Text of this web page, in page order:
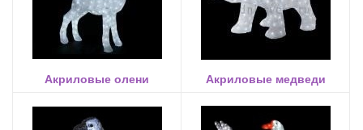
Акриловые олени Акриловые медведи